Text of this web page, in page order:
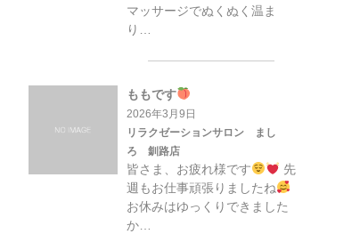
マッサージでぬくぬく温ま
り…
ももです
2026年3月9日
リラクゼーションサロン まし
ろ 釧路店
皆さま、お疲れ様です
先
週もお仕事頑張りましたね
お休みはゆっくりできました
か…